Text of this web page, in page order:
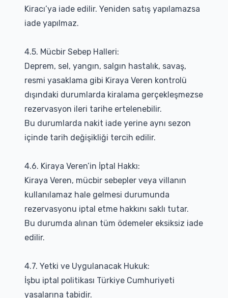
Kiracı’ya iade edilir. Yeniden satış yapılamazsa
iade yapılmaz.
4.5. Mücbir Sebep Halleri:
Deprem, sel, yangın, salgın hastalık, savaş,
resmi yasaklama gibi Kiraya Veren kontrolü
dışındaki durumlarda kiralama gerçekleşmezse
rezervasyon ileri tarihe ertelenebilir.
Bu durumlarda nakit iade yerine aynı sezon
içinde tarih değişikliği tercih edilir.
4.6. Kiraya Veren’in İptal Hakkı:
Kiraya Veren, mücbir sebepler veya villanın
kullanılamaz hale gelmesi durumunda
rezervasyonu iptal etme hakkını saklı tutar.
Bu durumda alınan tüm ödemeler eksiksiz iade
edilir.
4.7. Yetki ve Uygulanacak Hukuk:
İşbu iptal politikası Türkiye Cumhuriyeti
yasalarına tabidir.